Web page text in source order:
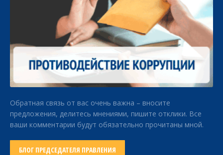
Обратная связь от вас очень важна – вносите
предложения, делитесь мнениями, пишите отклики. Все
ваши комментарии будут обязательно прочитаны мной.
БЛОГ ПРЕДСЕДАТЕЛЯ ПРАВЛЕНИЯ